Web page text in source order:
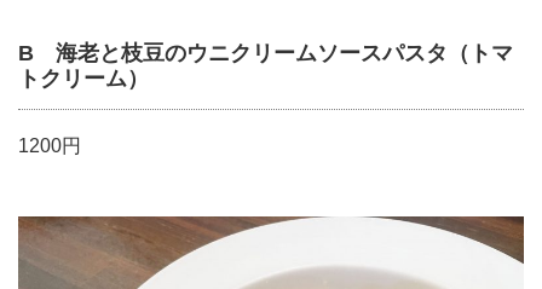
B 海老と枝豆のウニクリームソースパスタ（トマ
トクリーム）
1200円